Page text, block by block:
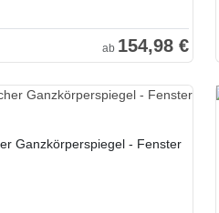
ab 154,98 €
Ganzkörperspiegel - Fenster